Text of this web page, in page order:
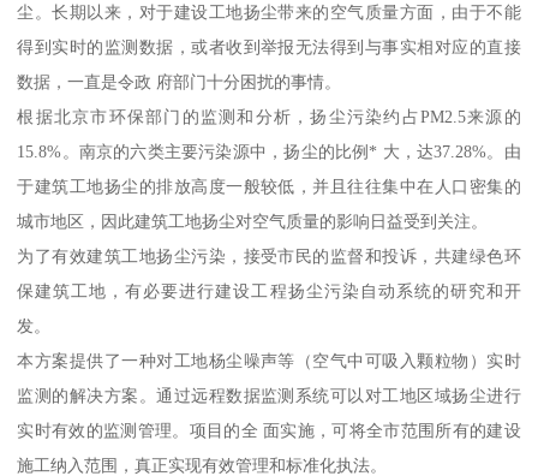
尘。长期以来，对于建设工地扬尘带来的空气质量方面，由于不能
得到实时的监测数据，或者收到举报无法得到与事实相对应的直接
数据，一直是令政 府部门十分困扰的事情。
根据北京市环保部门的监测和分析，扬尘污染约占PM2.5来源的
15.8%。南京的六类主要污染源中，扬尘的比例* 大，达37.28%。由
于建筑工地扬尘的排放高度一般较低，并且往往集中在人口密集的
城市地区，因此建筑工地扬尘对空气质量的影响日益受到关注。
为了有效建筑工地扬尘污染，接受市民的监督和投诉，共建绿色环
保建筑工地，有必要进行建设工程扬尘污染自动系统的研究和开
发。
本方案提供了一种对工地杨尘噪声等（空气中可吸入颗粒物）实时
监测的解决方案。通过远程数据监测系统可以对工地区域扬尘进行
实时有效的监测管理。项目的全 面实施，可将全市范围所有的建设
施工纳入范围，真正实现有效管理和标准化执法。